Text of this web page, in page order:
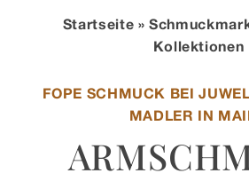
Wellendorff
Hochzeit
Service & Leistungen
Startseite »
Kollektionen
FOPE SCHMUCK BEI
MADLER IN